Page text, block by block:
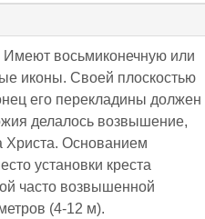
восьмиконечную или
иконы. Своей плоскостью
его перекладины должен
делалось возвышение,
Христа. Основанием
установки креста
часто возвышенной
(4-12 м).